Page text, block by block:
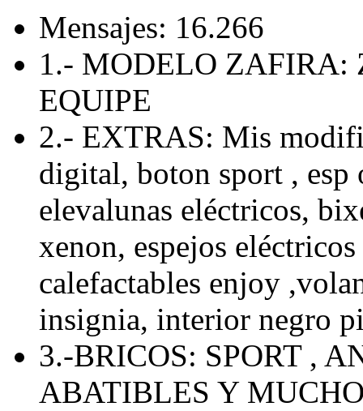
Mensajes: 16.266
1.- MODELO ZAFIRA:
EQUIPE
2.- EXTRAS: Mis
digital, boton sport , esp
elevalunas eléctricos,
xenon, espejos
calefactables enjoy
insignia, interior negro
3.-BRICOS: SPORT ,
ABATIBLES Y